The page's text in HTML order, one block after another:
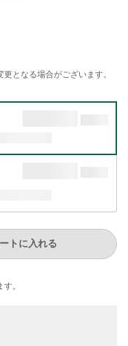
となる場合がございます。
トに入れる
。